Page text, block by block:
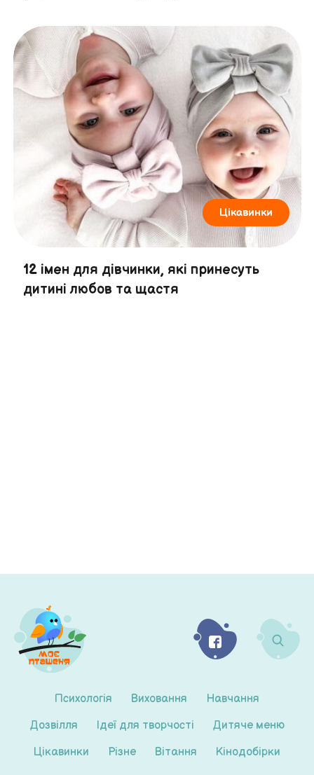
Цікавинки
12 імен для дівчинки, які принесуть
дитині любов та щастя
Психологія Виховання
Навчання
Дозвілля
Ідеї для творчості
Дитяче меню
Цікавинки
Різне Вітання Кінодобірки